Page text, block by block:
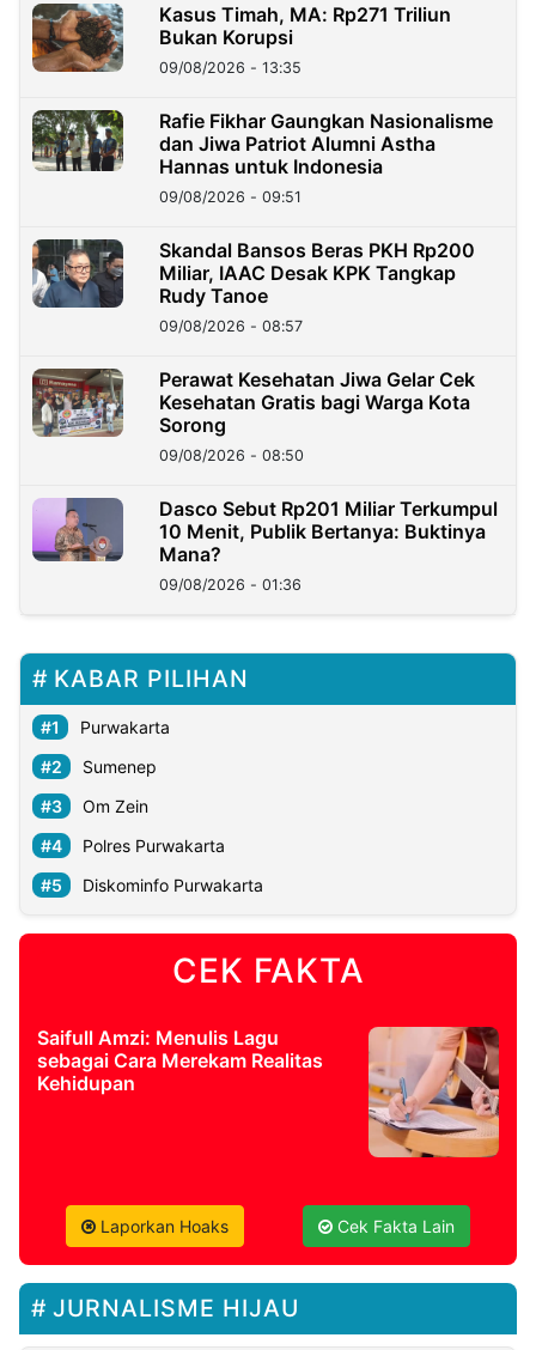
Kasus Timah, MA: Rp271 Triliun
Bukan Korupsi
09/08/2026 - 13:35
Rafie Fikhar Gaungkan Nasionalisme
dan Jiwa Patriot Alumni Astha
Hannas untuk Indonesia
09/08/2026 - 09:51
Skandal Bansos Beras PKH Rp200
Miliar, IAAC Desak KPK Tangkap
Rudy Tanoe
09/08/2026 - 08:57
Perawat Kesehatan Jiwa Gelar Cek
Kesehatan Gratis bagi Warga Kota
Sorong
09/08/2026 - 08:50
Dasco Sebut Rp201 Miliar Terkumpul
10 Menit, Publik Bertanya: Buktinya
Mana?
09/08/2026 - 01:36
KABAR PILIHAN
Purwakarta
Sumenep
Om Zein
Polres Purwakarta
Diskominfo Purwakarta
CEK FAKTA
Saifull Amzi: Menulis Lagu
sebagai Cara Merekam Realitas
Kehidupan
Laporkan Hoaks Cek Fakta Lain
JURNALISME HIJAU